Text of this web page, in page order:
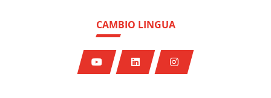
CAMBIO LINGUA